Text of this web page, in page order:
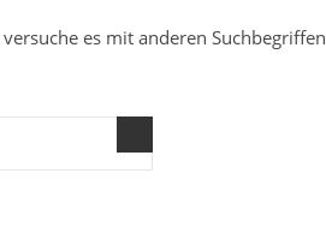
es mit anderen Suchbegriffen